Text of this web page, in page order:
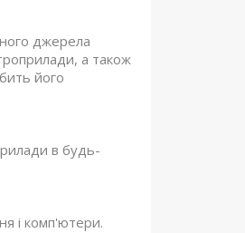
джерела
а також
його
в будь-
і комп'ютери.